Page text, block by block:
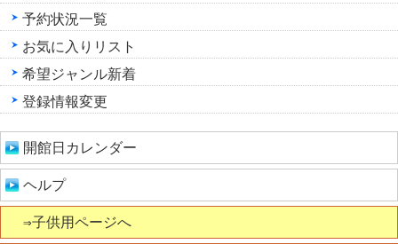
予約状況一覧
お気に入りリスト
希望ジャンル新着
登録情報変更
開館日カレンダー
ヘルプ
⇒子供用ページへ